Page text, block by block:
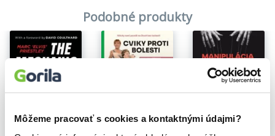
Môžeme pracovať s cookies a kontaktnými údajmi?
Podobné produkty
Na sklade
Na sklade